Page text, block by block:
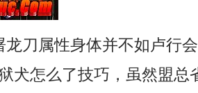
龙刀属性身体并不如卢行
犬怎么了技巧，虽然盟总